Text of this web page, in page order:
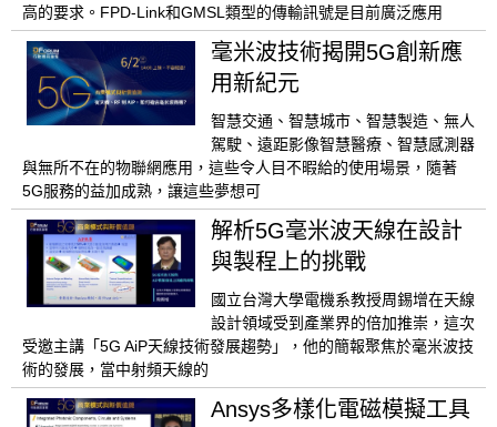
高的要求。FPD-Link和GMSL類型的傳輸訊號是目前廣泛應用
毫米波技術揭開5G創新應
用新紀元
智慧交通、智慧城市、智慧製造、無人
駕駛、遠距影像智慧醫療、智慧感測器
與無所不在的物聯網應用，這些令人目不暇給的使用場景，隨著
5G服務的益加成熟，讓這些夢想可
解析5G毫米波天線在設計
與製程上的挑戰
國立台灣大學電機系教授周錫增在天線
設計領域受到產業界的倍加推崇，這次
受邀主講「5G AiP天線技術發展趨勢」，他的簡報聚焦於毫米波技
術的發展，當中射頻天線的
Ansys多樣化電磁模擬工具